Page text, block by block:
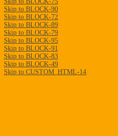
Skip to BLOCK-90
Skip to BLOCK-72
Skip to BLOCK-89
Skip to BLOCK-79
Skip to BLOCK-95
Skip to BLOCK-91
Skip to BLOCK-83
Skip to BLOCK-49
Skip to CUSTOM_HTML-14